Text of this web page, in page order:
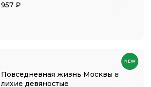
957 ₽
Повседневная жизнь Москвы в
лихие девяностые
NEW